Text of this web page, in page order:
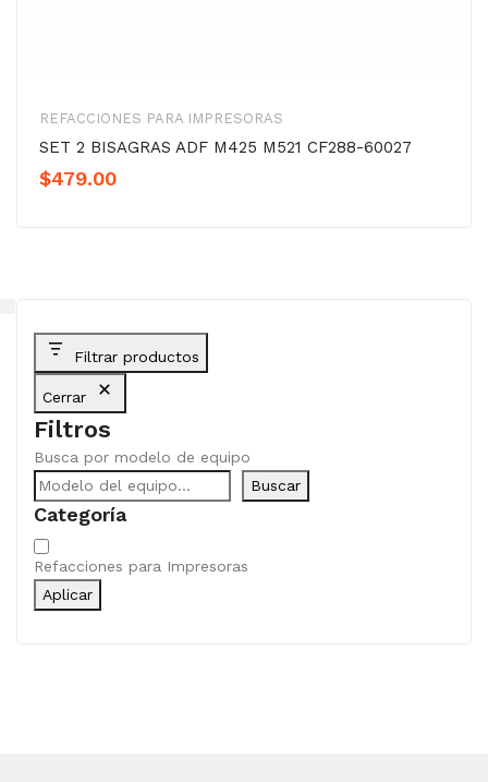
REFACCIONES PARA IMPRESORAS
SET 2 BISAGRAS ADF M425 M521 CF288-60027
$479.00
Filtrar productos
Cerrar
Filtros
Busca por modelo de equipo
Buscar
Categoría
Categoría
Refacciones para Impresoras
Aplicar